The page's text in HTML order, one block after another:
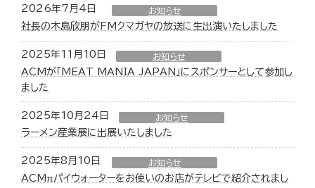
2026年7月4日 お知らせ
社長の木島欣朋がFMクマガヤの放送に生出演いたしました
2025年11月10日 お知らせ
ACMが「MEAT MANIA JAPAN」にスポンサーとして参加し
ました
2025年10月24日 お知らせ
ラーメン産業展に出展いたしました
2025年8月10日 お知らせ
ACMπパイウォーターをお使いのお店がテレビで紹介されまし